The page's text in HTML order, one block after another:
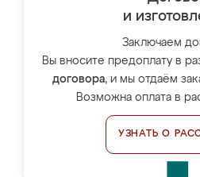
и
Заключаем
Вы вносите предоплату в
договора, и мы отдаём
Возможна оплата в
УЗНАТЬ О